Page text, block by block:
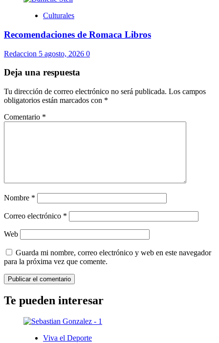
Culturales
Recomendaciones de Romaca Libros
Redaccion 5 agosto, 2026 0
Deja una respuesta
Tu dirección de correo electrónico no será publicada. Los campos
obligatorios están marcados con *
Comentario *
Nombre *
Correo electrónico *
Web
Guarda mi nombre, correo electrónico y web en este navegador
para la próxima vez que comente.
Te pueden interesar
Viva el Deporte